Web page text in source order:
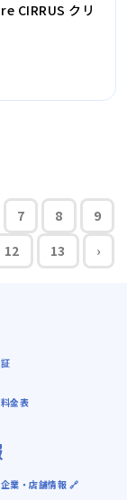
CIRRUS クリ
7 8
9
12 13 ›
金表
業・店舗情報 🔗